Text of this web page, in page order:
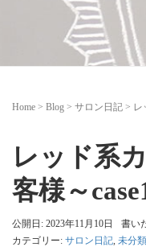
Home > Blog > サロン日記 > レ
レッド系
客様～
公開日: 2023年11月10日 書い
カテゴリー: サロン日記, 未分類